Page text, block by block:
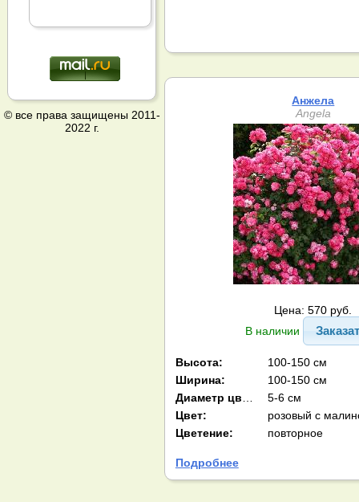
Анжела
Angela
Цена: 570 руб.
В наличии
Высота:
100-150 см
Ширина:
100-150 см
5-6 см
Цвет:
розовый с
Цветение:
повторное
Подробнее
© все права защищены 2011-
2022 г.